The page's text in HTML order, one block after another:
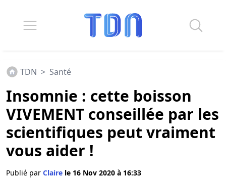
TDN > Santé
Insomnie : cette boisson
VIVEMENT conseillée par les
scientifiques peut vraiment
vous aider !
Publié par Claire le 16 Nov 2020 à 16:33